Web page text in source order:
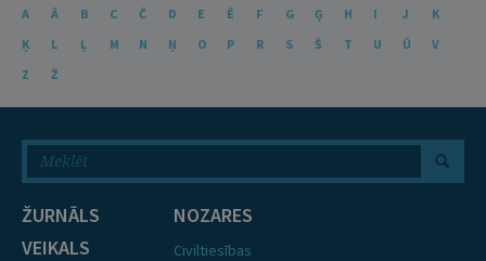
A Ā B C Č D E Ē F G Ģ H I J
K
Ķ
L Ļ M N Ņ O P R S Š T U Ū
V
Z
Ž
ŽURNĀLS
VEIKALS
NOZARES
Civiltiesības